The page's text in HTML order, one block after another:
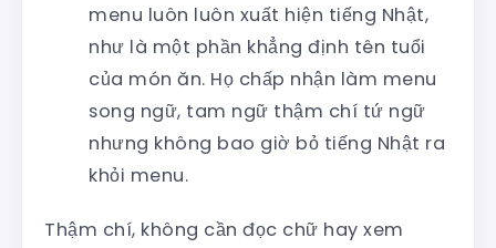
menu luôn luôn xuất hiện tiếng Nhật,
như là một phần khẳng định tên tuổi
của món ăn. Họ chấp nhận làm menu
song ngữ, tam ngữ thậm chí tứ ngữ
nhưng không bao giờ bỏ tiếng Nhật ra
khỏi menu.
Thậm chí, không cần đọc chữ hay xem